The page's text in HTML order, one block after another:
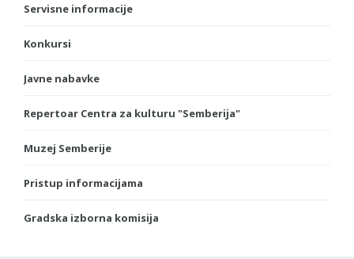
Servisne informacije
Konkursi
Javne nabavke
Repertoar Centra za kulturu "Semberija"
Muzej Semberije
Pristup informacijama
Gradska izborna komisija